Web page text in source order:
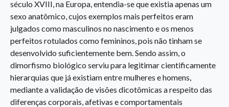
século XVIII, na Europa, entendia-se que existia apenas um
sexo anatômico, cujos exemplos mais perfeitos eram
julgados como masculinos no nascimento e os menos
perfeitos rotulados como femininos, pois não tinham se
desenvolvido suficientemente bem. Sendo assim, o
dimorfismo biológico serviu para legitimar cientificamente
hierarquias que já existiam entre mulheres e homens,
mediante a validação de visões dicotômicas a respeito das
diferenças corporais, afetivas e comportamentais